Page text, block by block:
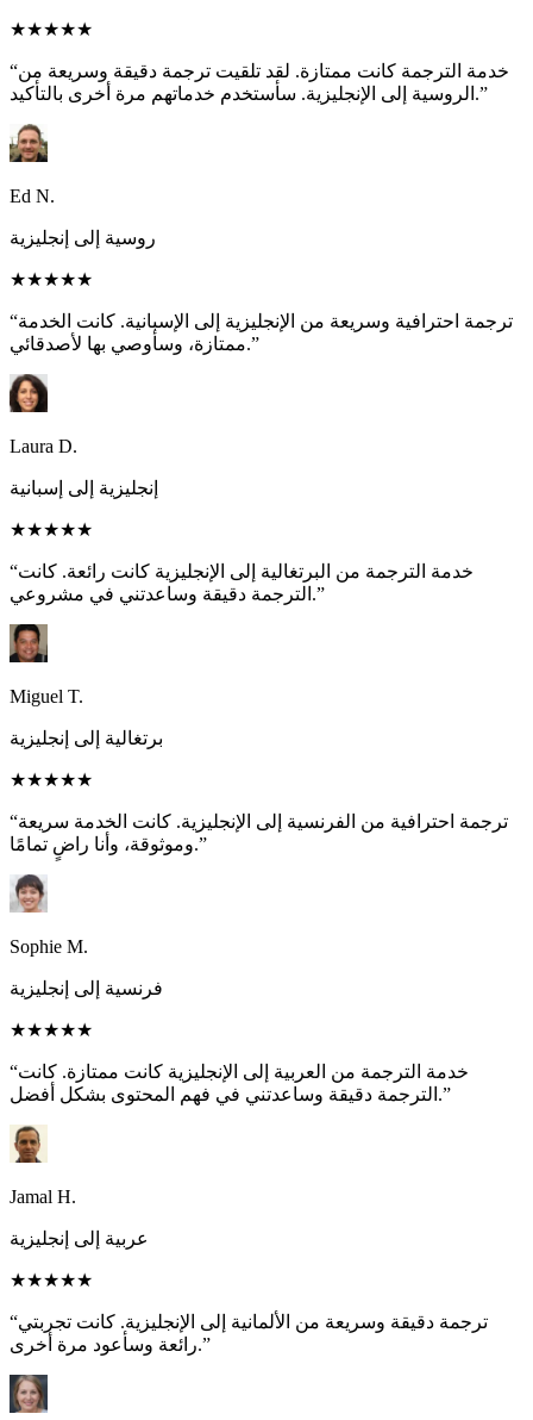
★★★★★
“خدمة الترجمة كانت ممتازة. لقد تلقيت ترجمة دقيقة وسريعة من
الروسية إلى الإنجليزية. سأستخدم خدماتهم مرة أخرى بالتأكيد.”
Ed N.
روسية إلى إنجليزية
★★★★★
“ترجمة احترافية وسريعة من الإنجليزية إلى الإسبانية. كانت الخدمة
ممتازة، وسأوصي بها لأصدقائي.”
Laura D.
إنجليزية إلى إسبانية
★★★★★
“خدمة الترجمة من البرتغالية إلى الإنجليزية كانت رائعة. كانت
الترجمة دقيقة وساعدتني في مشروعي.”
Miguel T.
برتغالية إلى إنجليزية
★★★★★
“ترجمة احترافية من الفرنسية إلى الإنجليزية. كانت الخدمة سريعة
وموثوقة، وأنا راضٍ تمامًا.”
Sophie M.
فرنسية إلى إنجليزية
★★★★★
“خدمة الترجمة من العربية إلى الإنجليزية كانت ممتازة. كانت
الترجمة دقيقة وساعدتني في فهم المحتوى بشكل أفضل.”
Jamal H.
عربية إلى إنجليزية
★★★★★
“ترجمة دقيقة وسريعة من الألمانية إلى الإنجليزية. كانت تجربتي
رائعة وسأعود مرة أخرى.”